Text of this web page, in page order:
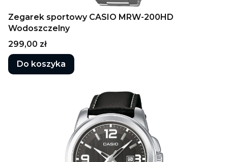
Zegarek sportowy CASIO MRW-200HD
Wodoszczelny
Cena
299,00 zł
Do koszyka